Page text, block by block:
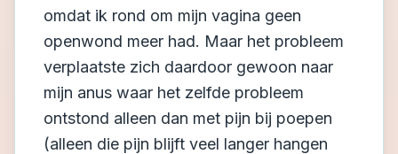
omdat ik rond om mijn vagina geen
openwond meer had. Maar het probleem
verplaatste zich daardoor gewoon naar
mijn anus waar het zelfde probleem
ontstond alleen dan met pijn bij poepen
(alleen die pijn blijft veel langer hangen